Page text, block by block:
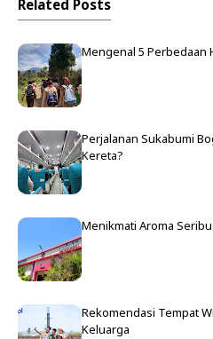
Related Posts
Mengenal 5 Perbedaan
Perjalanan Sukabumi
Kereta?
Menikmati Aroma
Rekomendasi Tempat
Keluarga